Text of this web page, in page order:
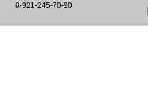
8-921-245-70-90